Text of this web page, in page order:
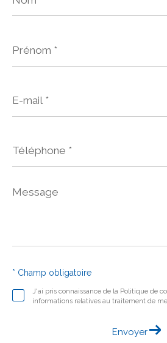
*
mail
*
Message
*
J'ai pris connaissance de la Politique de
informations relatives au traitement de
* Champ obligatoire
Envoyer